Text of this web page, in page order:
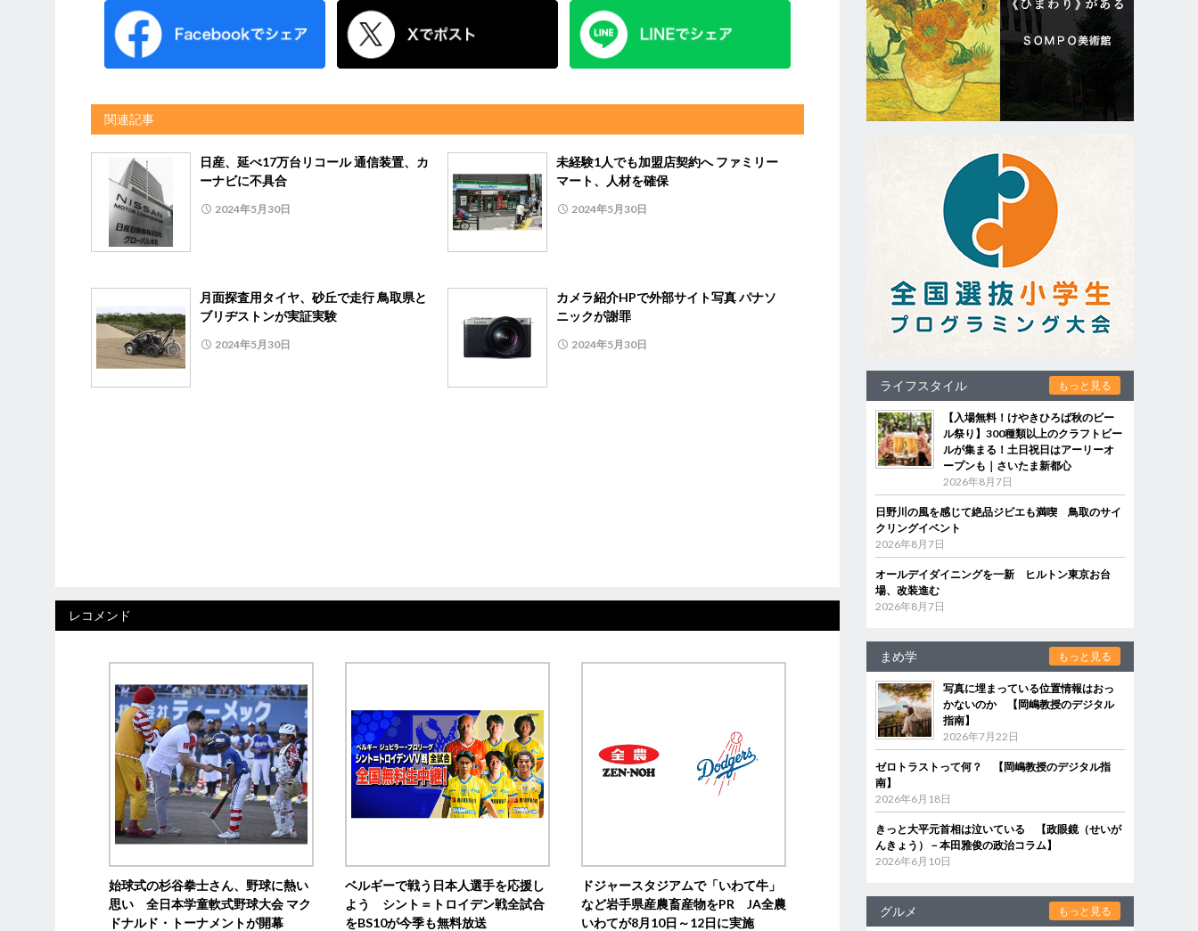
関連記事
日産、延べ17万台リコール 通信装置、カ
ーナビに不具合
2024年5月30日
未経験1人でも加盟店契約へ ファミリー
マート、人材を確保
2024年5月30日
月面探査用タイヤ、砂丘で走行 鳥取県と
ブリヂストンが実証実験
2024年5月30日
カメラ紹介HPで外部サイト写真 パナソ
ニックが謝罪
2024年5月30日
レコメンド
始球式の杉谷拳士さん、野球に熱い
思い 全日本学童軟式野球大会 マク
ドナルド・トーナメントが開幕
ベルギーで戦う日本人選手を応援し
よう シント＝トロイデン戦全試合
をBS10が今季も無料放送
ドジャースタジアムで「いわて牛」
など岩手県産農畜産物をPR JA全農
いわてが8月10日～12日に実施
ライフスタイル もっと見る
【入場無料！けやきひろば秋のビー
ル祭り】300種類以上のクラフトビー
ルが集まる！土日祝日はアーリーオ
ープンも｜さいたま新都心
2026年8月7日
日野川の風を感じて絶品ジビエも満喫 鳥取のサイ
クリングイベント
2026年8月7日
オールデイダイニングを一新 ヒルトン東京お台
場、改装進む
2026年8月7日
まめ学 もっと見る
写真に埋まっている位置情報はおっ
かないのか 【岡嶋教授のデジタル
指南】
2026年7月22日
ゼロトラストって何？ 【岡嶋教授のデジタル指
南】
2026年6月18日
きっと大平元首相は泣いている 【政眼鏡（せいが
んきょう）－本田雅俊の政治コラム】
2026年6月10日
グルメ もっと見る